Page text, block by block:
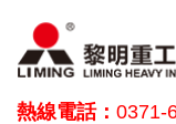
熱線電話： 0371-